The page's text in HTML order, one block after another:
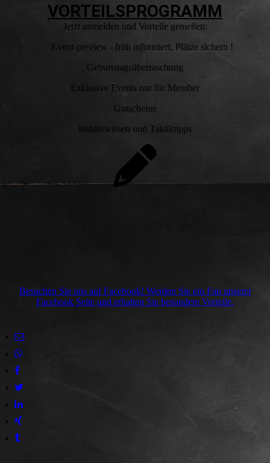
VORTEILSPROGRAMM
Jetzt anmelden und Vorteile genießen:
Event-preview - früh informiert, Plätze sichern !
Geburtstagsüberraschung
Exklusive Events nur für Member
Gutscheine
Insiderwissen und Taktiktipps
Besuchen Sie uns auf Facebook! Werden Sie ein Fan unserer
Facebook Seite und erhalten Sie besondere Vorteile.